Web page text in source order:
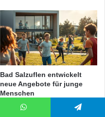
Bad Salzuflen entwickelt
neue Angebote für junge
Menschen
27.08.2025